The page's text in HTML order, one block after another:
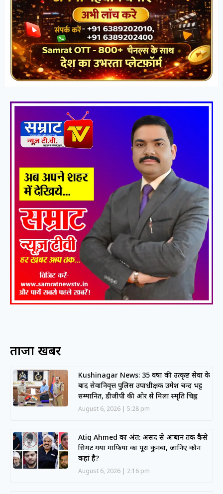
ताजा खबरें
Kushinagar News: 35 वर्षों की उत्कृष्ट सेवा के
बाद सेवानिवृत्त पुलिस उपाधीक्षक उमेश चन्द भट्ट
सम्मानित, डीजीपी की ओर से मिला स्मृति चिह्न
August 6, 2026 5:28 pm
Atiq Ahmed का अंत: असद से आबान तक कैसे
सिमट गया माफिया का पूरा कुनबा, जानिए कौन
कहां है?
August 6, 2026 2:16 pm